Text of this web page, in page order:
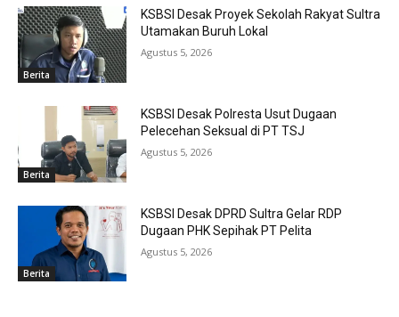
Berita
KSBSI Desak Proyek Sekolah Rakyat Sultra
Utamakan Buruh Lokal
Agustus 5, 2026
Berita
KSBSI Desak Polresta Usut Dugaan
Pelecehan Seksual di PT TSJ
Agustus 5, 2026
Berita
KSBSI Desak DPRD Sultra Gelar RDP
Dugaan PHK Sepihak PT Pelita
Agustus 5, 2026